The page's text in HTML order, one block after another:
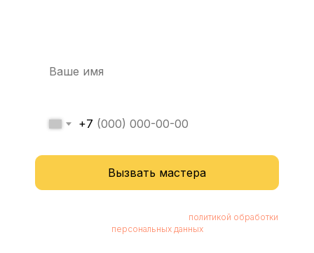
+7
Вызвать мастера
политикой обработки
персональных данных